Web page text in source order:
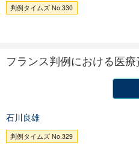
判例タイムズ No.330
フランス判例における医療
石川良雄
判例タイムズ No.329